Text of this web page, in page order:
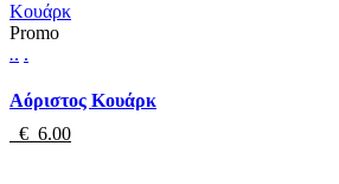
Promo
.. .
Αόριστος Κουάρκ
€ 6.00